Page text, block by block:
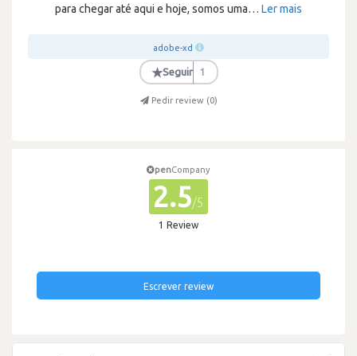
para chegar até aqui e hoje, somos uma… Ler mais
adobe-xd
★Seguir 1
Pedir review (0)
penCompany
2.5/5
1 Review
Escrever review